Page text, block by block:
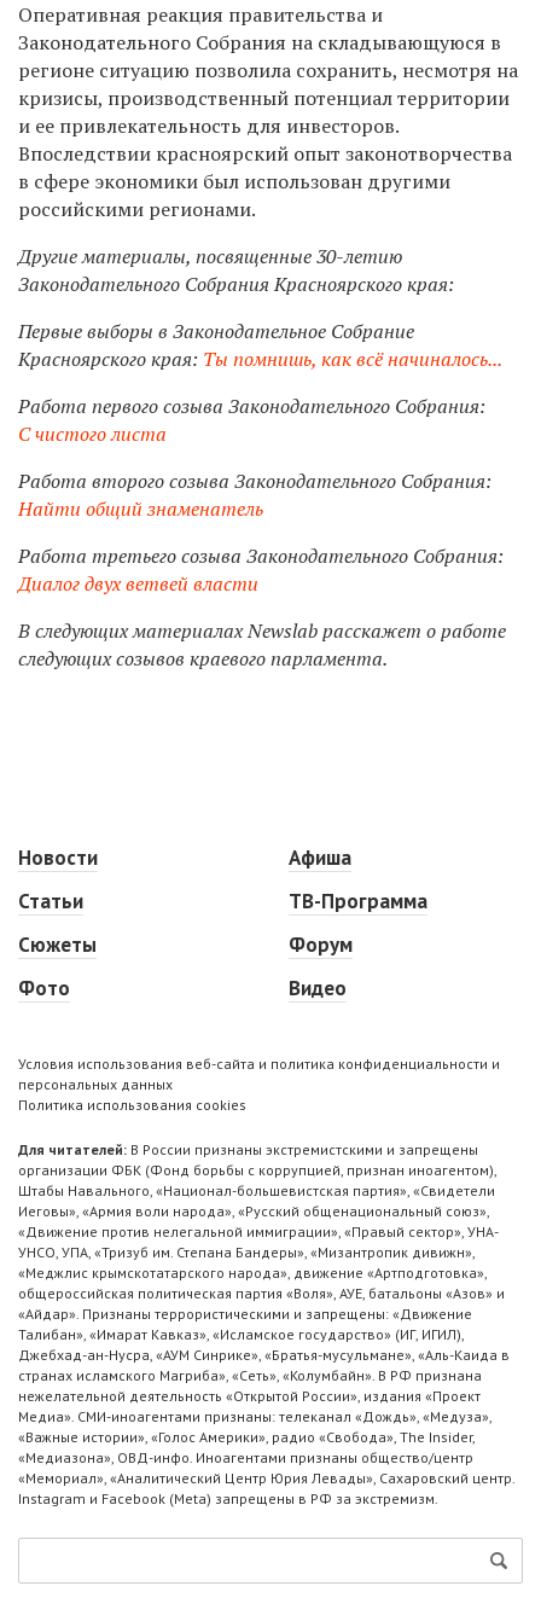
Оперативная реакция правительства и
Законодательного Собрания на складывающуюся в
регионе ситуацию позволила сохранить, несмотря на
кризисы, производственный потенциал территории
и ее привлекательность для инвесторов.
Впоследствии красноярский опыт законотворчества
в сфере экономики был использован другими
российскими регионами.
Другие материалы, посвященные 30-летию
Законодательного Собрания Красноярского края:
Первые выборы в Законодательное Собрание
Красноярского края: Ты помнишь, как всё начиналось...
Работа первого созыва Законодательного Собрания:
С чистого листа
Работа второго созыва Законодательного Собрания:
Найти общий знаменатель
Работа третьего созыва Законодательного Собрания:
Диалог двух ветвей власти
В следующих материалах Newslab расскажет о работе
следующих созывов краевого парламента.
Новости
Статьи
Сюжеты
Фото
Афиша
ТВ-Программа
Форум
Видео
Условия использования веб-сайта и политика конфиденциальности и
персональных данных
Политика использования cookies
Для читателей: В России признаны экстремистскими и запрещены
организации ФБК (Фонд борьбы с коррупцией, признан иноагентом),
Штабы Навального, «Национал-большевистская партия», «Свидетели
Иеговы», «Армия воли народа», «Русский общенациональный союз»,
«Движение против нелегальной иммиграции», «Правый сектор», УНА-
УНСО, УПА, «Тризуб им. Степана Бандеры», «Мизантропик дивижн»,
«Меджлис крымскотатарского народа», движение «Артподготовка»,
общероссийская политическая партия «Воля», АУЕ, батальоны «Азов» и
«Айдар». Признаны террористическими и запрещены: «Движение
Талибан», «Имарат Кавказ», «Исламское государство» (ИГ, ИГИЛ),
Джебхад-ан-Нусра, «АУМ Синрике», «Братья-мусульмане», «Аль-Каида в
странах исламского Магриба», «Сеть», «Колумбайн». В РФ признана
нежелательной деятельность «Открытой России», издания «Проект
Медиа». СМИ-иноагентами признаны: телеканал «Дождь», «Медуза»,
«Важные истории», «Голос Америки», радио «Свобода», The Insider,
«Медиазона», ОВД-инфо. Иноагентами признаны общество/центр
«Мемориал», «Аналитический Центр Юрия Левады», Сахаровский центр.
Instagram и Facebook (Metа) запрещены в РФ за экстремизм.